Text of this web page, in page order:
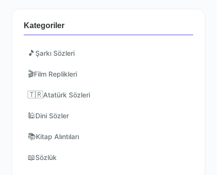
Kategoriler
🎵 Şarkı Sözleri
🎬Film Replikleri
🇹🇷Atatürk Sözleri
🕌Dini Sözler
📚Kitap Alıntıları
📖Sözlük